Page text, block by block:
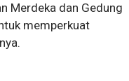
Merdeka dan Gedung
memperkuat